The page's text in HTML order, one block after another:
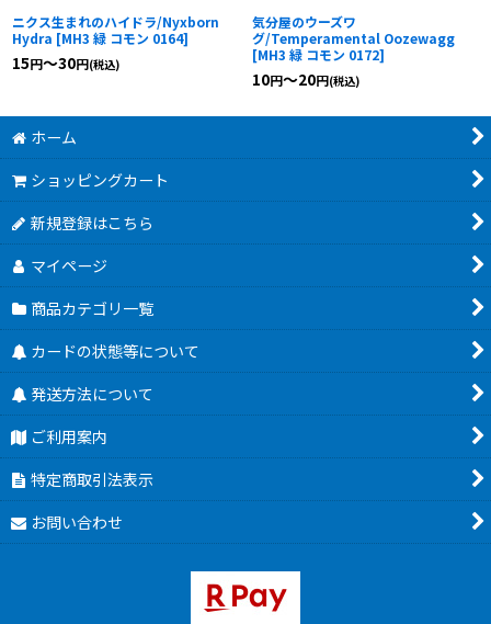
ニクス生まれのハイドラ/Nyxborn
Hydra [MH3 緑 コモン 0164]
15円～30円(税込)
気分屋のウーズワ
グ/Temperamental Oozewagg
[MH3 緑 コモン 0172]
10円～20円(税込)
ホーム
ショッピングカート
新規登録はこちら
マイページ
商品カテゴリ一覧
カードの状態等について
発送方法について
ご利用案内
特定商取引法表示
お問い合わせ